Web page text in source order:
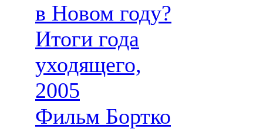
в Новом году?
Итоги года
уходящего,
2005
Фильм Бортко